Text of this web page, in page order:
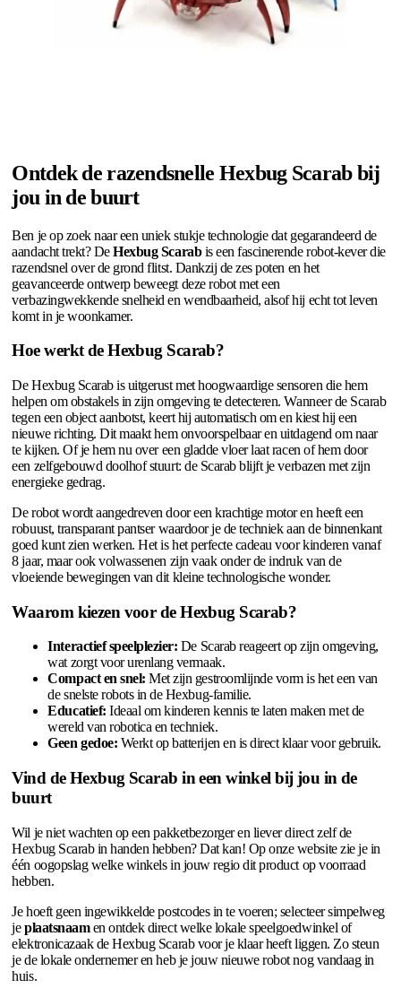
Ontdek de razendsnelle Hexbug Scarab bij
jou in de buurt
Ben je op zoek naar een uniek stukje technologie dat gegarandeerd de
aandacht trekt? DeHexbug Scarabis een fascinerende robot-kever die
razendsnel over de grond flitst. Dankzij de zes poten en het
geavanceerde ontwerp beweegt deze robot met een
verbazingwekkende snelheid en wendbaarheid, alsof hij echt tot leven
komt in je woonkamer.
Hoe werkt de Hexbug Scarab?
De Hexbug Scarab is uitgerust met hoogwaardige sensoren die hem
helpen om obstakels in zijn omgeving te detecteren. Wanneer de Scarab
tegen een object aanbotst, keert hij automatisch om en kiest hij een
nieuwe richting. Dit maakt hem onvoorspelbaar en uitdagend om naar
te kijken. Of je hem nu over een gladde vloer laat racen of hem door
een zelfgebouwd doolhof stuurt: de Scarab blijft je verbazen met zijn
energieke gedrag.
De robot wordt aangedreven door een krachtige motor en heeft een
robuust, transparant pantser waardoor je de techniek aan de binnenkant
goed kunt zien werken. Het is het perfecte cadeau voor kinderen vanaf
8 jaar, maar ook volwassenen zijn vaak onder de indruk van de
vloeiende bewegingen van dit kleine technologische wonder.
Waarom kiezen voor de Hexbug Scarab?
Interactief speelplezier: De Scarab reageert op zijn omgeving,
wat zorgt voor urenlang vermaak.
Compact en snel: Met zijn gestroomlijnde vorm is het een van
de snelste robots in de Hexbug-familie.
Educatief: Ideaal om kinderen kennis te laten maken met de
wereld van robotica en techniek.
Geen gedoe: Werkt op batterijen en is direct klaar voor gebruik.
Vind de Hexbug Scarab in een winkel bij jou in de
buurt
Wil je niet wachten op een pakketbezorger en liever direct zelf de
Hexbug Scarab in handen hebben? Dat kan! Op onze website zie je in
één oogopslag welke winkels in jouw regio dit product op voorraad
hebben.
Je hoeft geen ingewikkelde postcodes in te voeren; selecteer simpelweg
jeplaatsnaamen ontdek direct welke lokale speelgoedwinkel of
elektronicazaak de Hexbug Scarab voor je klaar heeft liggen. Zo steun
je de lokale ondernemer en heb je jouw nieuwe robot nog vandaag in
huis.